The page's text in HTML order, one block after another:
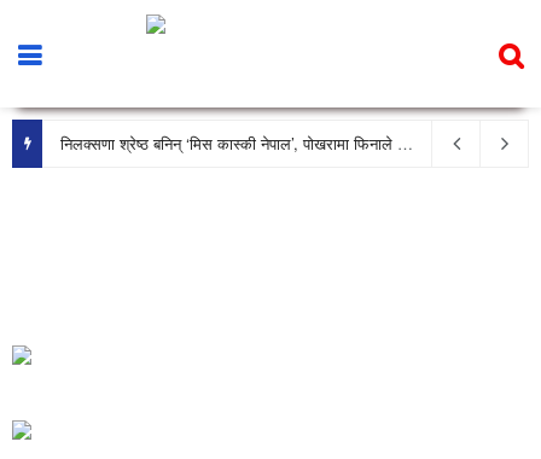
निलक्सणा श्रेष्ठ बनिन् ‘मिस कास्की नेपाल’, पोखरामा फिनाले भव्य रूपमा सम्पन्न
टप्स माध्यमिक विद्यालयको प्राचार्यमा डा. झपिन्द्र अधिकारी